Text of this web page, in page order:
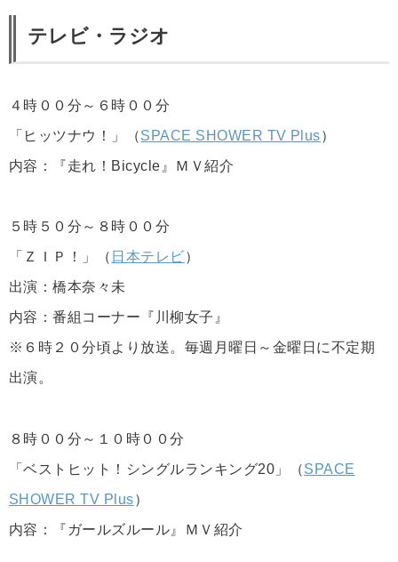
テレビ・ラジオ
４時００分～６時００分
「ヒッツナウ！」（SPACE SHOWER TV Plus）
内容：『走れ！Bicycle』ＭＶ紹介
５時５０分～８時００分
「ＺＩＰ！」（ 日本テレビ）
出演：橋本奈々未
内容：番組コーナー『川柳女子』
※６時２０分頃より放送。毎週月曜日～金曜日に不定期
出演。
８時００分～１０時００分
「ベストヒット！シングルランキング20」（SPACE
SHOWER TV Plus）
内容：『ガールズルール』ＭＶ紹介